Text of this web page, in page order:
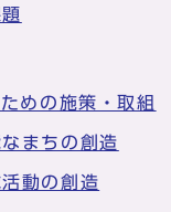
めの施策・取組
まちの創造
動の創造